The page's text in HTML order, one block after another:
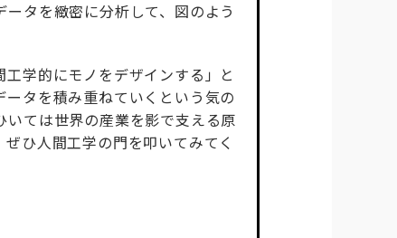
タを緻密に分析して、図のよう
学的にモノをデザインする」と
タを積み重ねていくという気の
ては世界の産業を影で支える原
ひ人間工学の門を叩いてみてく